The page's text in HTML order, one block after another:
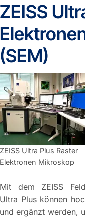
ZEISS
(SEM)
ZEISS Ultra Plus Raster
Elektronen Mikroskop
Mit dem ZEISS
Ultra Plus können
und ergänzt werden,